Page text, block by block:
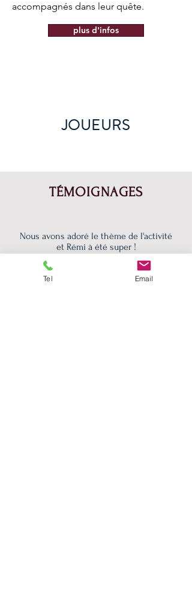
accompagnés dans leur quête.
plus d'infos
JOUEURS
TÉMOIGNAGES
Nous avons adoré le thème de l'activité
et Rémi à été super !
Tel Email